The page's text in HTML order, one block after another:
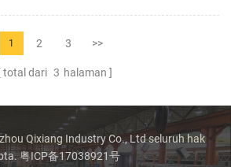
Guangzhou Ra...
1 2 3 >>
total dari 3 halaman
Qixiang Industry Co., Ltd seluruh hak
粤ICP备17038921号